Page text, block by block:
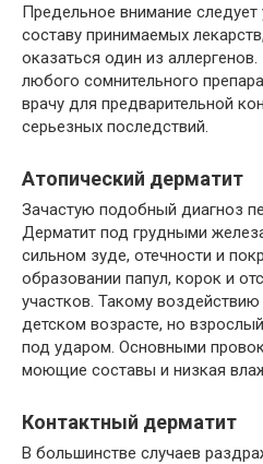
Предельное внимание
составу принимаемых
оказаться один из
любого сомнительного
врачу для предварительной
серьезных последствий.
Атопический дерматит
Зачастую подобный диагноз
Дерматит под грудными
сильном зуде, отечности и
образовании папул, корок и
участков. Такому
детском возрасте, но
под ударом. Основными
моющие составы и низкая
Контактный дерматит
В большинстве случаев